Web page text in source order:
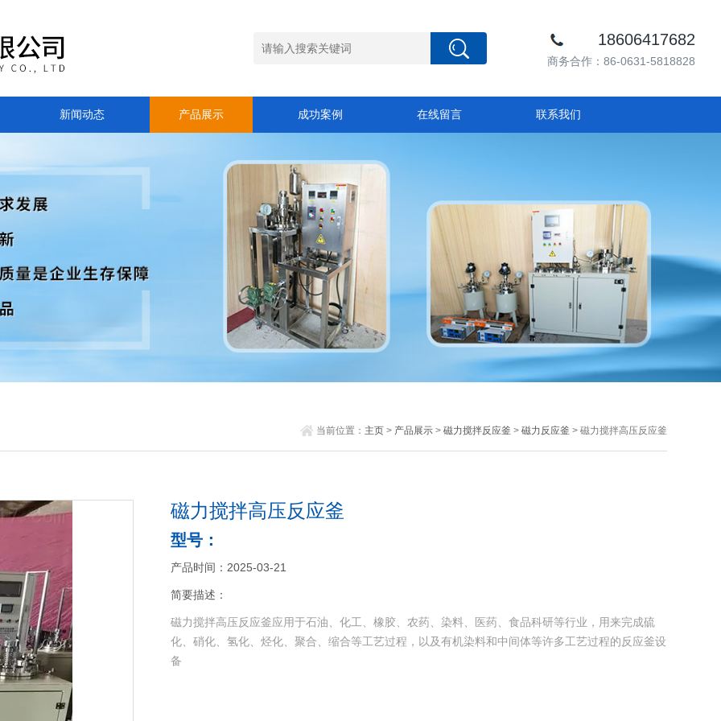
18606417682
商务合作：86-0631-5818828
新闻动态 产品展示 成功案例 在线留言 联系我们
当前位置： 主页> 产品展示> 磁力搅拌反应釜 > 磁力反应釜 > 磁力搅拌高压反应釜
磁力搅拌高压反应釜
型号：
产品时间：2025-03-21
简要描述：
磁力搅拌高压反应釜应用于石油、化工、橡胶、农药、染料、医药、食品科研等行业，用来完成硫
化、硝化、氢化、烃化、聚合、缩合等工艺过程，以及有机染料和中间体等许多工艺过程的反应釜设
备